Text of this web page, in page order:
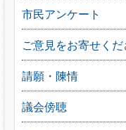
市民アンケート
ご意見をお寄せくだ
請願・陳情
議会傍聴